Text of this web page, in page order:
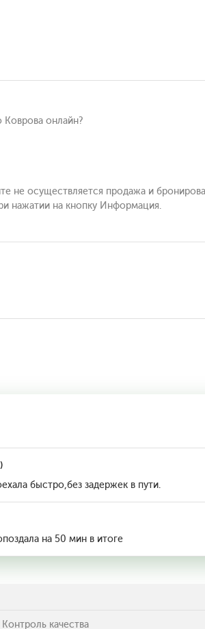
Коврова онлайн?
не осуществляется продажа и
нажатии на кнопку Информация.
быстро,без задержек в пути.
на 50 мин в итоге
Контроль качества